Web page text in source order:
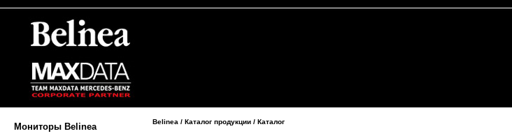
Мониторы Belinea
Belinea / Каталог продукции / Каталог